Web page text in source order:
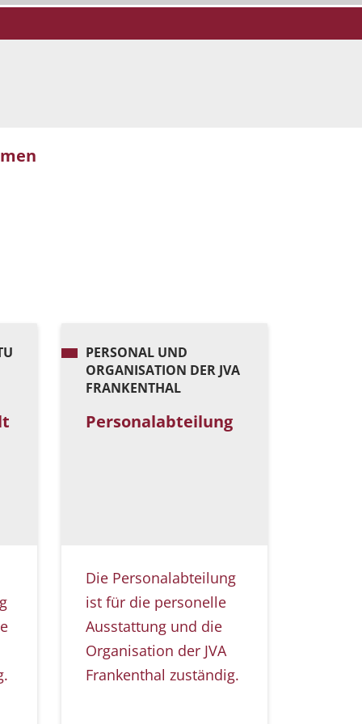
PERSONAL UND
ORGANISATION DER JVA
FRANKENTHAL
Personalabteilung
Die Personalabteilung
ist für die personelle
Ausstattung und die
Organisation der JVA
Frankenthal zuständig.